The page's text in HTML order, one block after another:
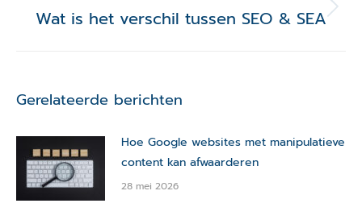
Next
Wat is het verschil tussen SEO & SEA
Gerelateerde berichten
Hoe Google websites met manipulatieve
content kan afwaarderen
28 mei 2026